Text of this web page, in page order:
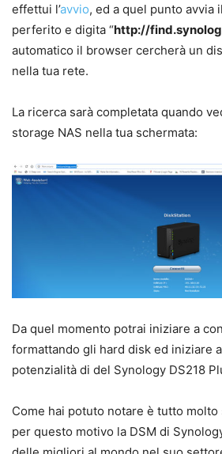
effettui l’avvio, ed a quel punto avvia
perferito e digita “http://
automatico il browser cercherà un
nella tua rete.
La ricerca sarà completata quando
storage NAS nella tua schermata:
Da quel momento potrai iniziare a
formattando gli hard disk ed iniziare
potenzialità di del Synology DS218
Come hai potuto notare è tutto
per questo motivo la DSM di